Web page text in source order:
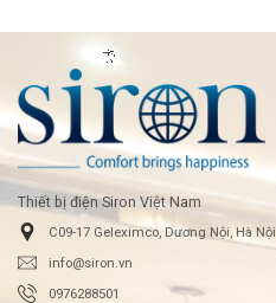
Thiết bị điện Siron Việt Nam
C09-17 Geleximco, Dương Nội, Hà Nội
info@siron.vn
0976288501